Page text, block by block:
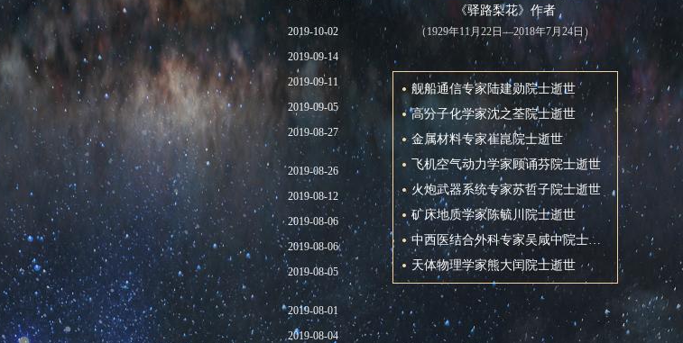
2019-10-02
2019-09-14
2019-09-11
2019-09-05
2019-08-27
2019-08-26
2019-08-12
2019-08-06
2019-08-06
2019-08-05
2019-08-01
2019-08-04
《驿路梨花》作者
（1929年11月22日—2018年7月24日）
舰船通信专家陆建勋院士逝世
高分子化学家沈之荃院士逝世
金属材料专家崔崑院士逝世
飞机空气动力学家顾诵芬院士逝世
火炮武器系统专家苏哲子院士逝世
矿床地质学家陈毓川院士逝世
中西医结合外科专家吴咸中院士逝世
天体物理学家熊大闰院士逝世